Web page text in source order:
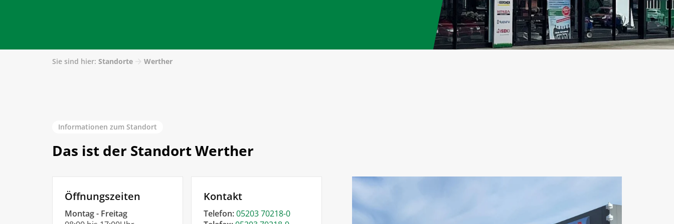
Sie sind hier: Standorte Werther
Informationen zum Standort
Das ist der Standort Werther
Öffnungszeiten
Montag - Freitag
Kontakt
Telefon:05203 70218-0